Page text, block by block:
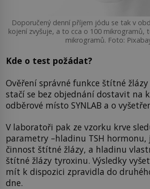
Doporučený denní příjem jódu se tak v
kojení zvyšuje, a to cca o 100 mikrogramů,
mikrogramů. Foto:
Kde o test požádat?
Ověření správné funkce štítné
stačí se bez objednání dostavit na
odběrové místo SYNLAB a o
V laboratoři pak ze vzorku krve
parametry –hladinu TSH hormonu,
činnost štítné žlázy, a hladinu
štítné žlázy tyroxinu. Výsledky
mít k dispozici zpravidla do
dne.